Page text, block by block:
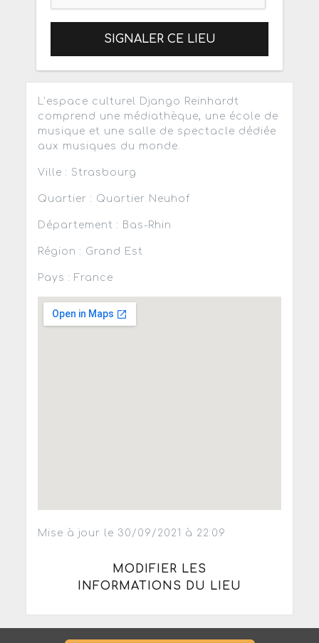
SIGNALER CE LIEU
L’espace culturel Django Reinhardt
comprend une médiathèque, une école de
musique et une salle de spectacle dédiée
aux musiques du monde.
Ville : Strasbourg
Quartier : Quartier Neuhof
Département : Bas-Rhin
Région : Grand Est
Pays : France
Mise à jour le 30/09/2021 à 22:09
MODIFIER LES
INFORMATIONS DU LIEU